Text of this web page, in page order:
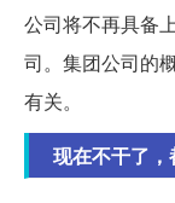
公司将不再具备
司。集团公司的
有关。
现在不干了